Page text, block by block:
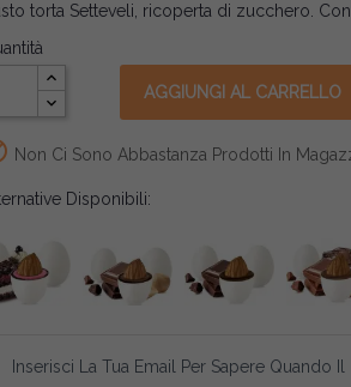
torta Setteveli, ricoperta di zucchero.
AGGIUNGI AL CARRELLO
Non Ci Sono Abbastanza Prodotti In
Disponibili:
Inserisci La Tua Email Per Sapere Quando